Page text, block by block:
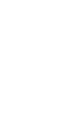
업_ 고유명사를 어
한땀 수놓은 작은
잘 쓰기_ 틈나는
시 자유롭게 만날
은?
석의 아이들에게
점이 되기까지